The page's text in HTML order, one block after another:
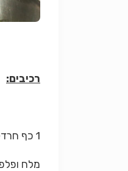
רכיבים:
1 כף חרדל דיז'ון חלק ללא גרגירים
מלח